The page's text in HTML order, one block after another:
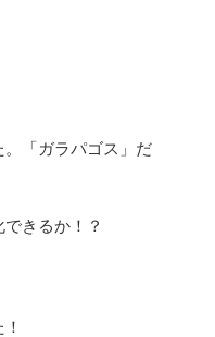
「ガラパゴス」だ
きるか！？